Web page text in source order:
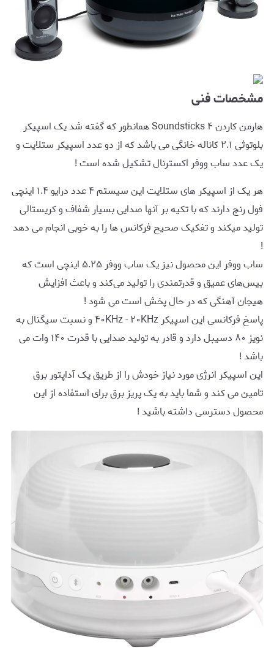
مشخصات فنی
هارمن کاردن Soundsticks ۴ همانطور که گفته شد یک اسپیکر
بلوتوثی ۲.۱ کاناله خانگی می باشد که از دو عدد اسپیکر ستلایت و
یک عدد ساب ووفر اکسترنال تشکیل شده است !
هر یک از اسپیکر های ستلایت این سیستم ۴ عدد درایو ۱.۴ اینچی
فول رنج دارند که با تکیه بر آنها صدایی بسیار شفاف و کریستالی
تولید میکند و تفکیک صحیح فرکانس ها را به خوبی انجام می دهد
!
ساب ووفر این محصول نیز یک ساب ووفر ۵.۲۵ اینچی است که
بیس‌های عمیق و قدرتمندی را تولید می‌کند و باعث افزایش
هیجان آهنگی که در حال پخش است می شود !
پاسخ فرکانسی این اسپیکر ۴۰KHz - ۲۰KHz و نسبت سیگنال به
نویز ۸۰ دسیبل دارد و قادر به تولید صدایی با قدرت ۱۴۰ وات می
باشد !
این اسپیکر انرژی مورد نیاز خودش را از طریق یک آداپتور برق
تامین می کند و شما باید به یک پریز برق برای استفاده از این
محصول دسترسی داشته باشید !